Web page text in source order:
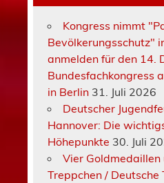
Kongress nimmt
Bevölkerungsschutz"
anmelden für den 14.
Bundesfachkongress
in Berlin 31. Juli 2026
Deutscher
Hannover: Die
Höhepunkte 30. Juli
Vier
Treppchen / Deutsche